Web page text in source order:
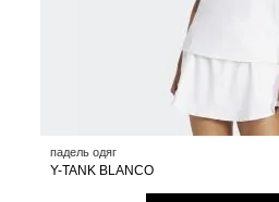
падель одяг
Y-TANK BLANCO